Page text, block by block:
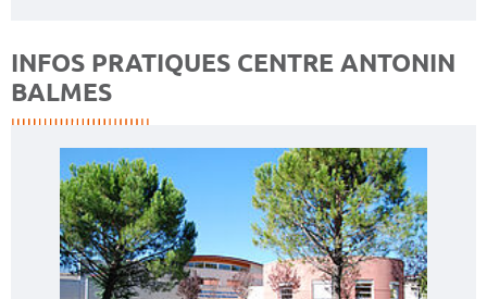
INFOS PRATIQUES CENTRE ANTONIN
BALMES